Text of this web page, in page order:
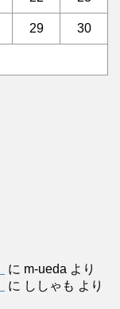
29 30
に m-ueda より
に ししゃも より